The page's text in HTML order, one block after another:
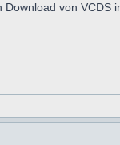
von